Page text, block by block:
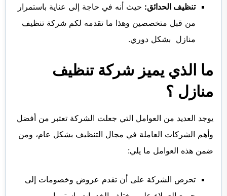
تنظيف الحدائق: حيث أنه في حاجة إلى عناية باستمرار
من قبل متخصصين وهذا ما تقدمه لكم شركة تنظيف
منازل بشكل دوري.
ما الذي يميز شركة تنظيف
منازل ؟
يوجد العديد من العوامل التي جعلت الشركة تعتبر من أفضل
وأهم الشركات العاملة في مجال التنظيف بشكل عام، ومن
ضمن هذه العوامل ما يلي:
تحرص الشركة على أن تقدم عروض وخصومات إلى